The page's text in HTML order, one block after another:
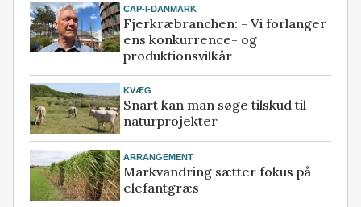
CAP-I-DANMARK
Fjerkræbranchen: - Vi forlanger
ens konkurrence- og
produktionsvilkår
KVÆG
Snart kan man søge tilskud til
naturprojekter
ARRANGEMENT
Markvandring sætter fokus på
elefantgræs